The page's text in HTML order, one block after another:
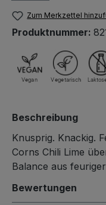
Zum Merkzettel
Produktnummer:
Beschreibung
Knusprig. Knackig.
Corns Chili Lime
Balance aus
Bewertungen